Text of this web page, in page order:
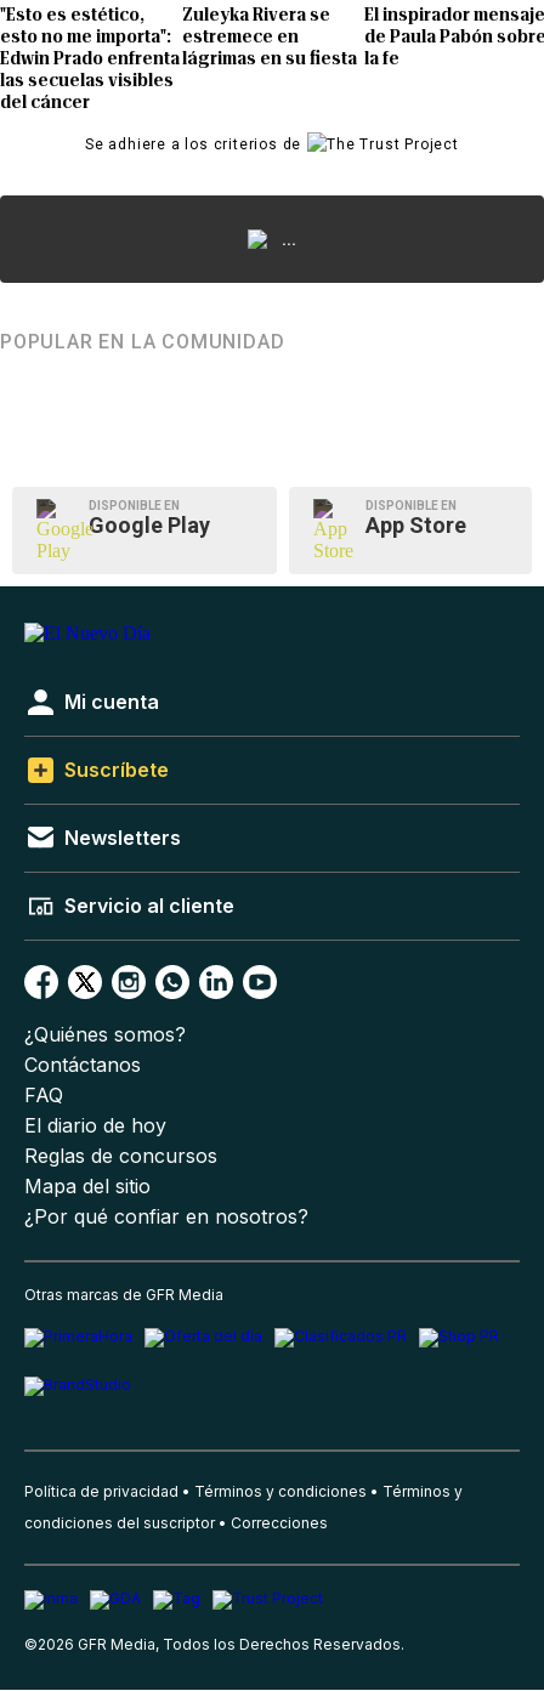
"Esto es estético,
esto no me importa":
Edwin Prado enfrenta
las secuelas visibles
del cáncer
Zuleyka Rivera se
estremece en
lágrimas en su fiesta
El inspirador mensaje
de Paula Pabón
la fe
Se adhiere a los criterios de
...
POPULAR EN LA COMUNIDAD
DISPONIBLE EN
Google Play
DISPONIBLE EN
App Store
Mi cuenta
Suscríbete
Newsletters
Servicio al cliente
¿Quiénes somos?
Contáctanos
FAQ
El diario de hoy
Reglas de concursos
Mapa del sitio
¿Por qué confiar en nosotros?
Otras marcas de GFR Media
Política de privacidad Términos y condiciones
Términos y
condiciones del suscriptor
Correcciones
©2026 GFR Media, Todos los Derechos Reservados.